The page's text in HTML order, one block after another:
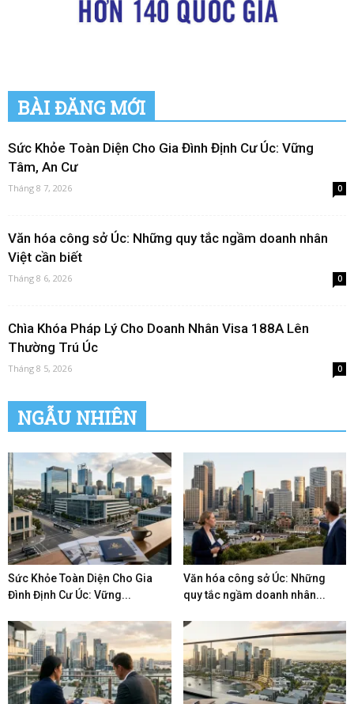
BÀI ĐĂNG MỚI
Sức Khỏe Toàn Diện Cho Gia Đình Định Cư Úc: Vững
Tâm, An Cư
Tháng 8 7, 2026 0
Văn hóa công sở Úc: Những quy tắc ngầm doanh nhân
Việt cần biết
Tháng 8 6, 2026 0
Chìa Khóa Pháp Lý Cho Doanh Nhân Visa 188A Lên
Thường Trú Úc
Tháng 8 5, 2026 0
NGẪU NHIÊN
Sức Khỏe Toàn Diện Cho Gia
Đình Định Cư Úc: Vững...
Văn hóa công sở Úc: Những
quy tắc ngầm doanh nhân...